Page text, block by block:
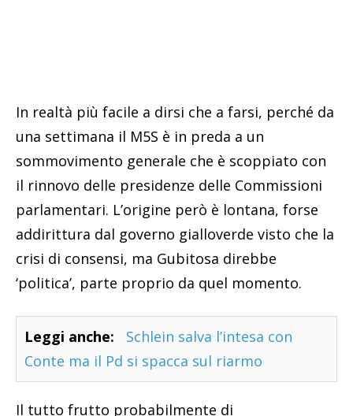
In realtà più facile a dirsi che a farsi, perché da
una settimana il M5S è in preda a un
sommovimento generale che è scoppiato con
il rinnovo delle presidenze delle Commissioni
parlamentari. L’origine però è lontana, forse
addirittura dal governo gialloverde visto che la
crisi di consensi, ma Gubitosa direbbe
‘politica’, parte proprio da quel momento.
Leggi anche:
Schlein salva l’intesa con
Conte ma il Pd si spacca sul riarmo
Il tutto frutto probabilmente di